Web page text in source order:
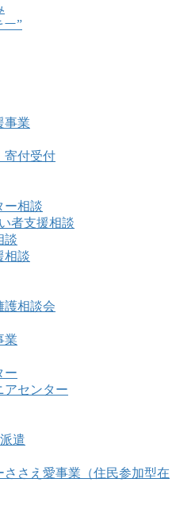
ー”
事業
寄付受付
ー相談
者支援相談
談
相談
護相談会
業
ー
アセンター
遣
さえ愛事業（住民参加型在